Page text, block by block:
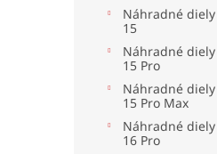
Náhradné
15
Náhradné
15 Pro
Náhradné
15 Pro Max
Náhradné
16 Pro